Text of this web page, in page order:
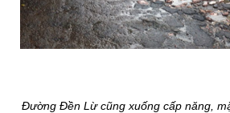
Đường Đền Lừ cũng xuống cấp năng,